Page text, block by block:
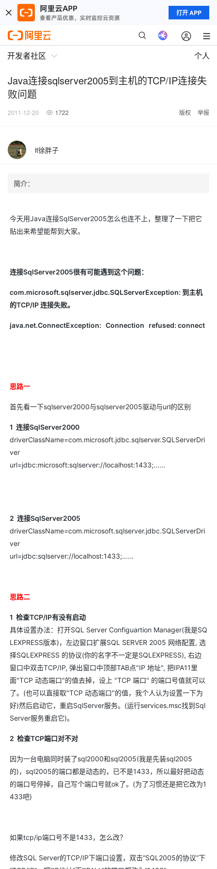
打开 APP
开发者社区 个人
Java连接sqlserver2005到主机的TCP/IP连接失
败问题
2011-12-20 1722 版权 举报
it徐胖子
简介：
今天用Java连接SqlServer2005怎么也连不上，整理了一下把它
贴出来希望能帮到大家。
连接SqlServer2005很有可能遇到这个问题：
com.microsoft.sqlserver.jdbc.SQLServerException: 到主机
的TCP/IP 连接失败。
java.net.ConnectException: Connection refused: connect
思路一
首先看一下sqlserver2000与sqlserver2005驱动与url的区别
1 连接SqlServer2000
driverClassName=com.microsoft.jdbc.sqlserver.SQLServerDri
ver
url=jdbc:microsoft:sqlserver://localhost:1433;......
2 连接SqlServer2005
driverClassName=com.microsoft.sqlserver.jdbc.SQLServerDri
ver
url=jdbc:sqlserver://localhost:1433;......
思路二
1 检查TCP/IP有没有启动
具体设置办法：打开SQL Server Configuartion Manager(我是SQ
LEXPRESS版本)，左边窗口扩展SQL SERVER 2005 网络配置, 选
择SQLEXPRESS 的协议(你的名字不一定是SQLEXPRESS), 右边
窗口中双击TCP/IP, 弹出窗口中顶部TAB点"IP 地址", 把IPA11里
面"TCP 动态端口"的值去掉，设上 "TCP 端口" 的端口号值就可以
了。(也可以直接取"TCP 动态端口"的值，我个人认为设置一下为
好)然后启动它，重启SqlServer服务。(运行services.msc找到Sql
Server服务重启它)。
2 检查TCP端口对不对
因为一台电脑同时装了sql2000和sql2005(我是先装sql2005
的)，sql2005的端口都是动态的，已不是1433，所以最好把动态
的端口号停掉，自己写个端口号就ok了。(为了习惯还是把它改为1
433吧)
如果tcp/ip端口号不是1433，怎么改？
修改SQL Server的TCP/IP下端口设置，双击“SQL2005的协议”下